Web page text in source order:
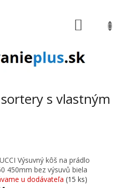
s vlastným
Výsuvný kôš na prádlo
450mm bez výsuvů biela
u dodávateľa (15 ks)